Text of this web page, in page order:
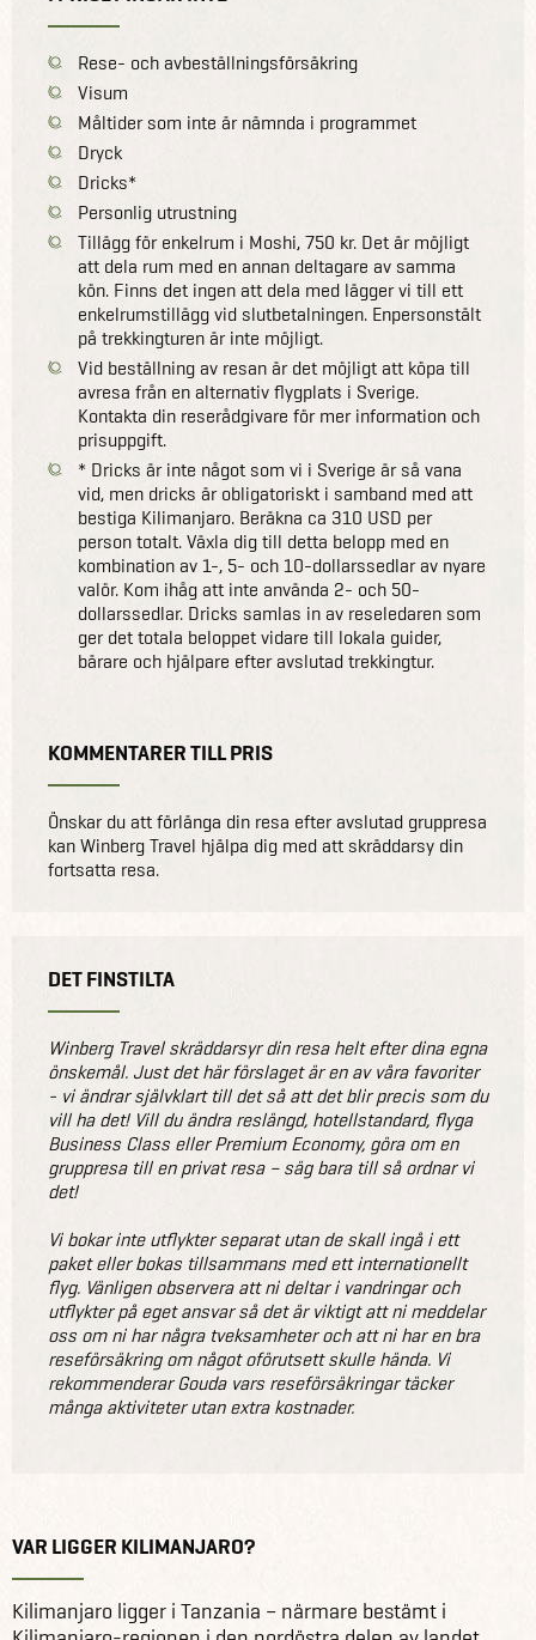
Rese- och avbeställningsförsäkring
Visum
Måltider som inte är nämnda i programmet
Dryck
Dricks*
Personlig utrustning
Tillägg för enkelrum i Moshi, 750 kr. Det är möjligt
att dela rum med en annan deltagare av samma
kön. Finns det ingen att dela med lägger vi till ett
enkelrumstillägg vid slutbetalningen. Enpersonstält
på trekkingturen är inte möjligt.
Vid beställning av resan är det möjligt att köpa till
avresa från en alternativ flygplats i Sverige.
Kontakta din reserådgivare för mer information och
prisuppgift.
* Dricks är inte något som vi i Sverige är så vana
vid, men dricks är obligatoriskt i samband med att
bestiga Kilimanjaro. Beräkna ca 310 USD per
person totalt. Växla dig till detta belopp med en
kombination av 1-, 5- och 10-dollarssedlar av nyare
valör. Kom ihåg att inte använda 2- och 50-
dollarssedlar. Dricks samlas in av reseledaren som
ger det totala beloppet vidare till lokala guider,
bärare och hjälpare efter avslutad trekkingtur.
KOMMENTARER TILL PRIS
Önskar du att förlänga din resa efter avslutad gruppresa
kan Winberg Travel hjälpa dig med att skräddarsy din
fortsatta resa.
DET FINSTILTA
Winberg Travel skräddarsyr din resa helt efter dina egna
önskemål. Just det här förslaget är en av våra favoriter
- vi ändrar självklart till det så att det blir precis som du
vill ha det! Vill du ändra reslängd, hotellstandard, flyga
Business Class eller Premium Economy, göra om en
gruppresa till en privat resa – säg bara till så ordnar vi
det!
Vi bokar inte utflykter separat utan de skall ingå i ett
paket eller bokas tillsammans med ett internationellt
flyg. Vänligen observera att ni deltar i vandringar och
utflykter på eget ansvar så det är viktigt att ni meddelar
oss om ni har några tveksamheter och att ni har en bra
reseförsäkring om något oförutsett skulle hända. Vi
rekommenderar Gouda vars reseförsäkringar täcker
många aktiviteter utan extra kostnader.
VAR LIGGER KILIMANJARO?
Kilimanjaro ligger i Tanzania – närmare bestämt i